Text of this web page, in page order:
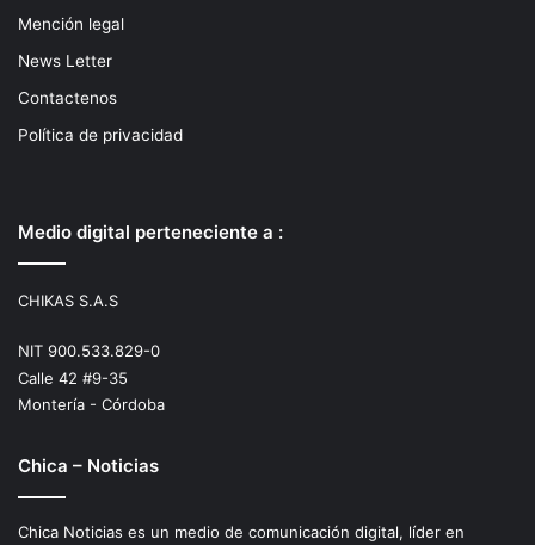
Mención legal
News Letter
Contactenos
Política de privacidad
Medio digital perteneciente a :
CHIKAS S.A.S
NIT 900.533.829-0
Calle 42 #9-35
Montería - Córdoba
Chica – Noticias
Chica Noticias es un medio de comunicación digital, líder en